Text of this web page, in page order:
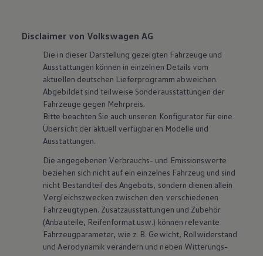
Disclaimer von Volkswagen AG
Die in dieser Darstellung gezeigten Fahrzeuge und
Ausstattungen können in einzelnen Details vom
aktuellen deutschen Lieferprogramm abweichen.
Abgebildet sind teilweise Sonderausstattungen der
Fahrzeuge gegen Mehrpreis.
Bitte beachten Sie auch unseren Konfigurator für eine
Übersicht der aktuell verfügbaren Modelle und
Ausstattungen.
Die angegebenen Verbrauchs- und Emissionswerte
beziehen sich nicht auf ein einzelnes Fahrzeug und sind
nicht Bestandteil des Angebots, sondern dienen allein
Vergleichszwecken zwischen den verschiedenen
Fahrzeugtypen. Zusatzausstattungen und Zubehör
(Anbauteile, Reifenformat usw.) können relevante
Fahrzeugparameter, wie z. B. Gewicht, Rollwiderstand
und Aerodynamik verändern und neben Witterungs-